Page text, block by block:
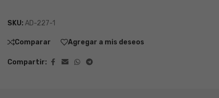
SKU: AD-227-1
Comparar Agregar a mis deseos
Compartir: